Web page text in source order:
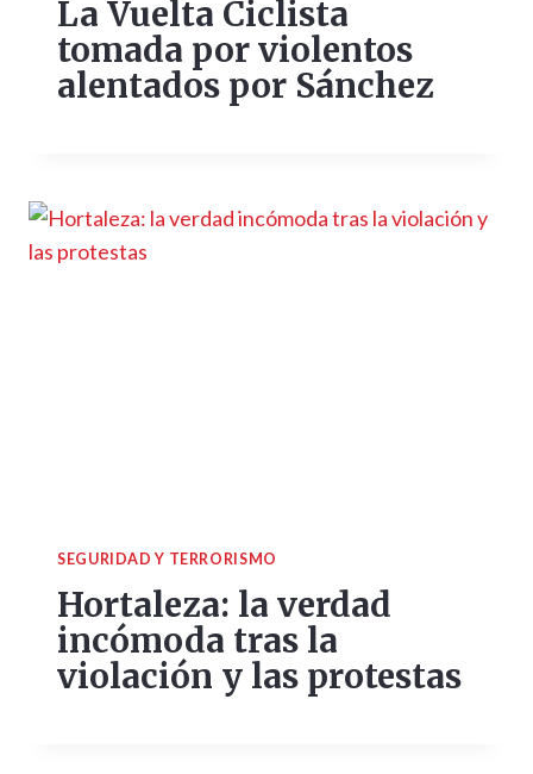
La Vuelta Ciclista
tomada por violentos
alentados por Sánchez
SEGURIDAD Y TERRORISMO
Hortaleza: la verdad
incómoda tras la
violación y las protestas